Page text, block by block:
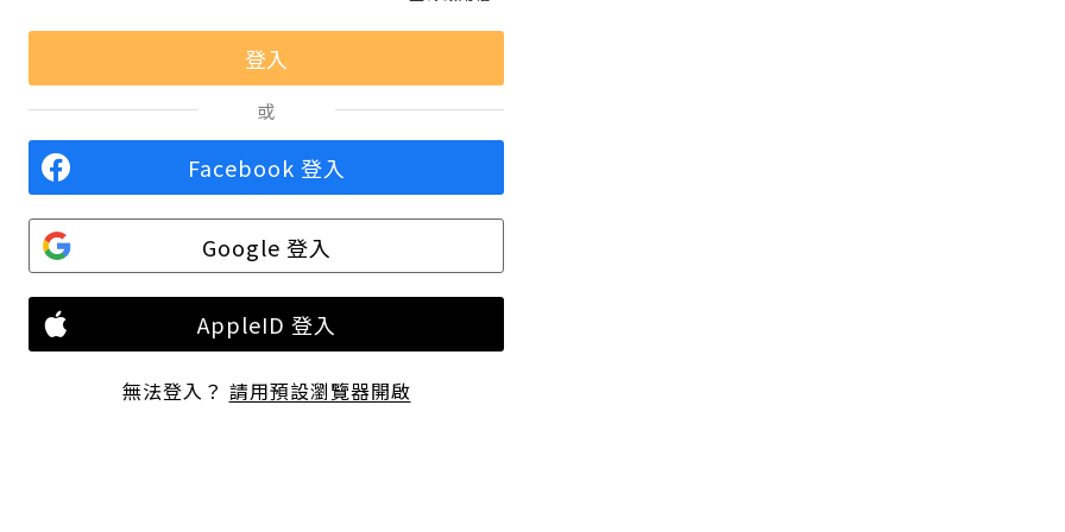
或
Facebook 登入
Google 登入
AppleID 登入
無法登入？ 請用預設瀏覽器開啟